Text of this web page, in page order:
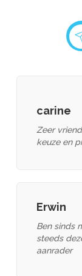
carine
Zeer
keuze en
Erwin
Ben sinds
steeds
aanrader